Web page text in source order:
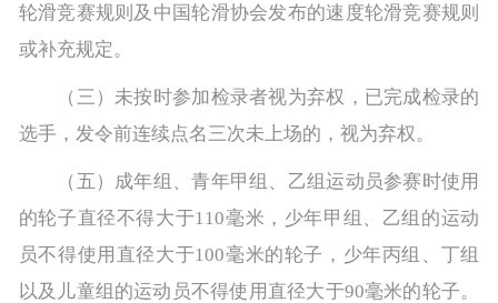
轮滑竞赛规则及中国轮滑协会发布的速度轮滑竞赛规则
或补充规定。
（三）未按时参加检录者视为弃权，已完成检录的
选手，发令前连续点名三次未上场的，视为弃权。
（五）成年组、青年甲组、乙组运动员参赛时使用
的轮子直径不得大于110毫米，少年甲组、乙组的运动
员不得使用直径大于100毫米的轮子，少年丙组、丁组
以及儿童组的运动员不得使用直径大于90毫米的轮子。